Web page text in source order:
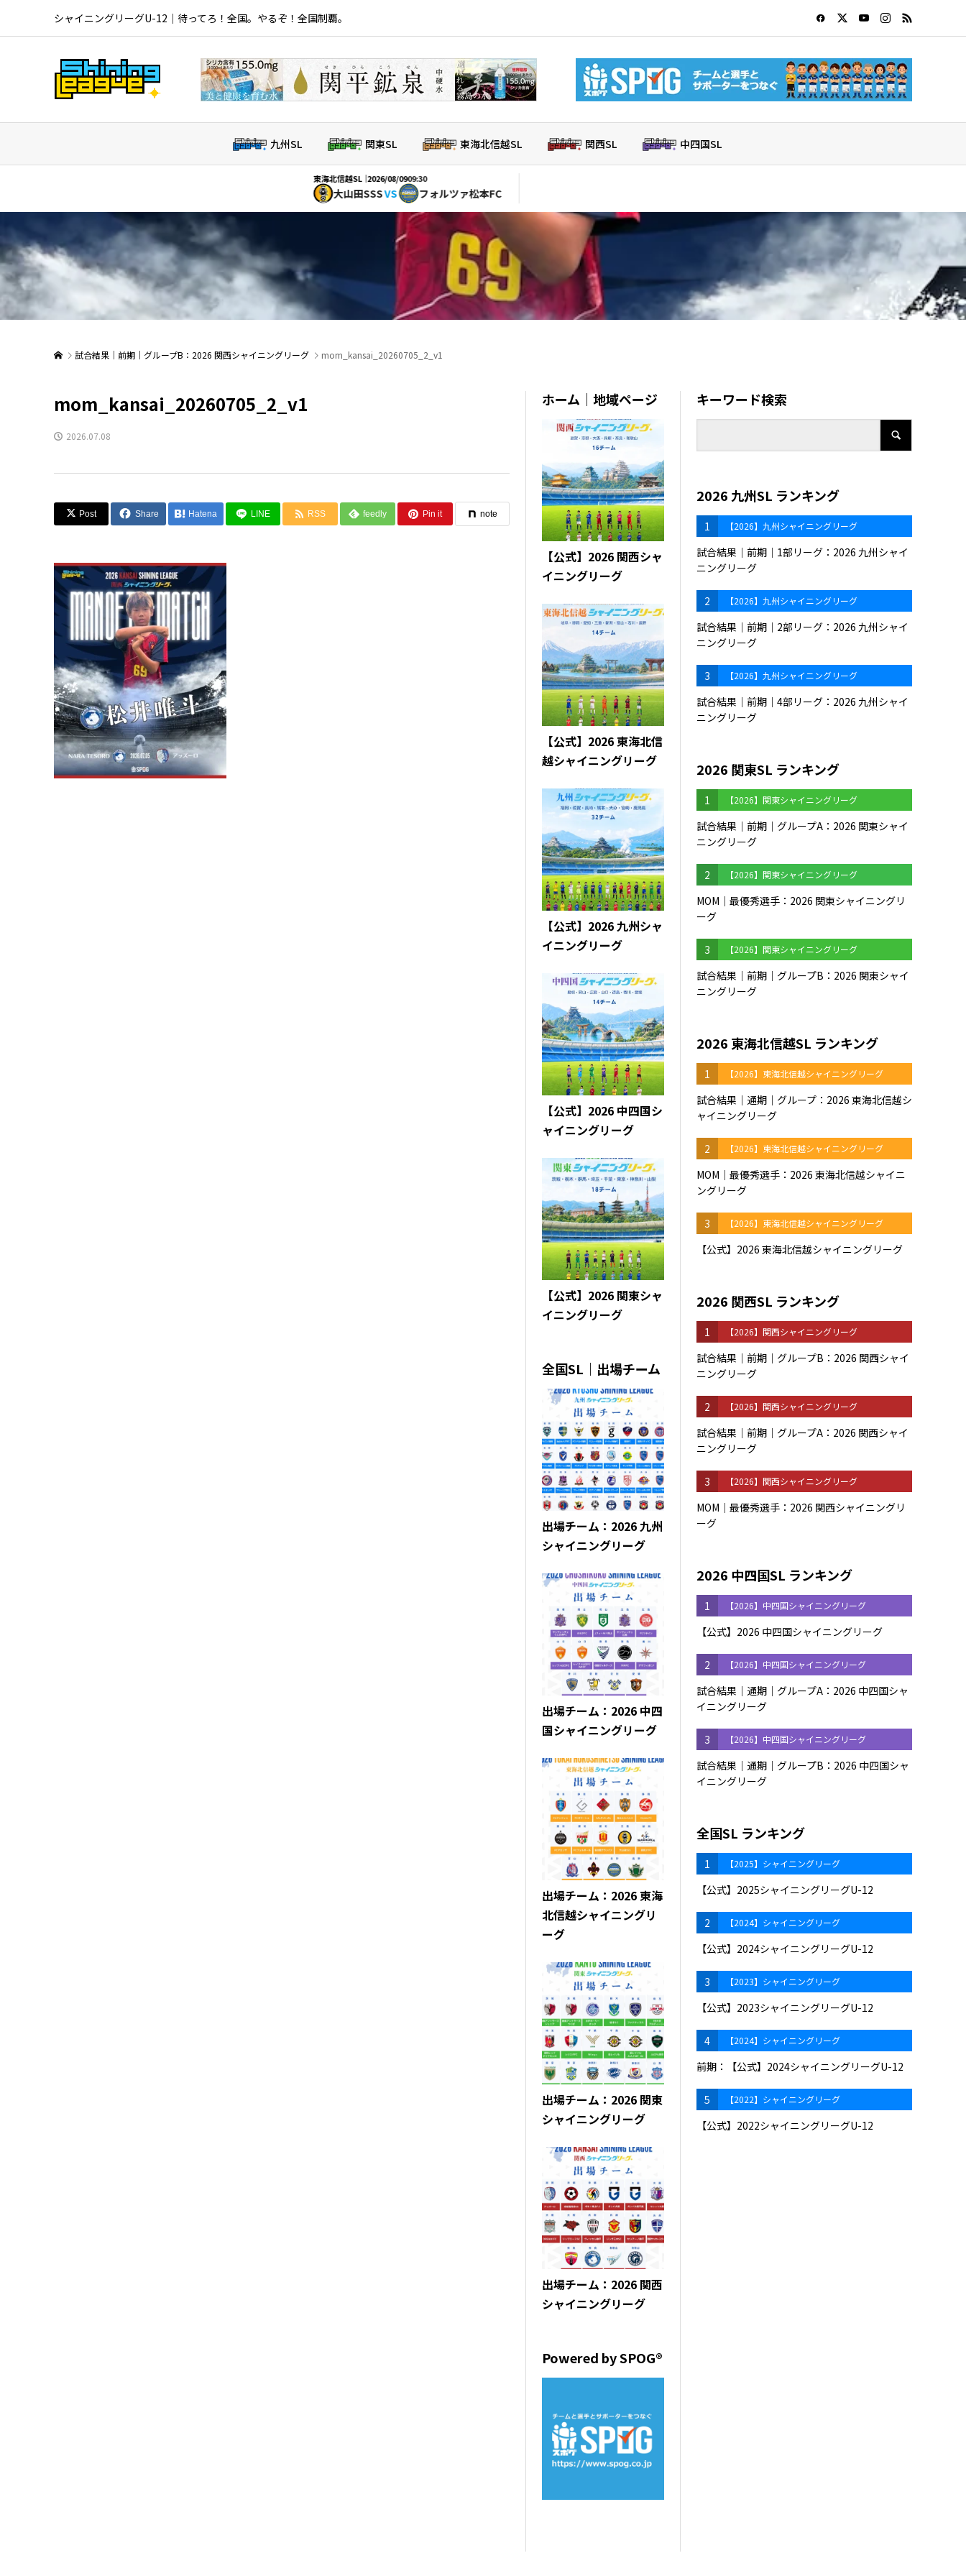
シャイニングリーグU-12｜待ってろ！全国。やるぞ！全国制覇。
九州SL 関東SL 東海北信越SL 関西SL 中四国SL
東海北信越SL｜2026/08/0909:30
大山田SSSVS フォルツァ松本FC
試合結果｜前期｜グループB：2026 関西シャイニングリーグ mom_kansai_20260705_2_v1
mom_kansai_20260705_2_v1
2026.07.08
Post Share Hatena LINE RSS feedly Pin it note
ホーム｜地域ページ
【公式】2026 関西シャ
イニングリーグ
【公式】2026 東海北信
越シャイニングリーグ
【公式】2026 九州シャ
イニングリーグ
【公式】2026 中四国シ
ャイニングリーグ
【公式】2026 関東シャ
イニングリーグ
全国SL｜出場チーム
出場チーム：2026 九州
シャイニングリーグ
出場チーム：2026 中四
国シャイニングリーグ
出場チーム：2026 東海
北信越シャイニングリ
ーグ
出場チーム：2026 関東
シャイニングリーグ
出場チーム：2026 関西
シャイニングリーグ
Powered by SPOG®
キーワード検索
2026 九州SL ランキング
1 【2026】九州シャイニングリーグ
試合結果｜前期｜1部リーグ：2026 九州シャイ
ニングリーグ
2 【2026】九州シャイニングリーグ
試合結果｜前期｜2部リーグ：2026 九州シャイ
ニングリーグ
3 【2026】九州シャイニングリーグ
試合結果｜前期｜4部リーグ：2026 九州シャイ
ニングリーグ
2026 関東SL ランキング
1 【2026】関東シャイニングリーグ
試合結果｜前期｜グループA：2026 関東シャイ
ニングリーグ
2 【2026】関東シャイニングリーグ
MOM｜最優秀選手：2026 関東シャイニングリ
ーグ
3 【2026】関東シャイニングリーグ
試合結果｜前期｜グループB：2026 関東シャイ
ニングリーグ
2026 東海北信越SL ランキング
1 【2026】東海北信越シャイニングリーグ
試合結果｜通期｜グループ：2026 東海北信越シ
ャイニングリーグ
2 【2026】東海北信越シャイニングリーグ
MOM｜最優秀選手：2026 東海北信越シャイニ
ングリーグ
3 【2026】東海北信越シャイニングリーグ
【公式】2026 東海北信越シャイニングリーグ
2026 関西SL ランキング
1 【2026】関西シャイニングリーグ
試合結果｜前期｜グループB：2026 関西シャイ
ニングリーグ
2 【2026】関西シャイニングリーグ
試合結果｜前期｜グループA：2026 関西シャイ
ニングリーグ
3 【2026】関西シャイニングリーグ
MOM｜最優秀選手：2026 関西シャイニングリ
ーグ
2026 中四国SL ランキング
1 【2026】中四国シャイニングリーグ
【公式】2026 中四国シャイニングリーグ
2 【2026】中四国シャイニングリーグ
試合結果｜通期｜グループA：2026 中四国シャ
イニングリーグ
3 【2026】中四国シャイニングリーグ
試合結果｜通期｜グループB：2026 中四国シャ
イニングリーグ
全国SL ランキング
1 【2025】シャイニングリーグ
【公式】2025シャイニングリーグU-12
2 【2024】シャイニングリーグ
【公式】2024シャイニングリーグU-12
3 【2023】シャイニングリーグ
【公式】2023シャイニングリーグU-12
4 【2024】シャイニングリーグ
前期：【公式】2024シャイニングリーグU-12
5 【2022】シャイニングリーグ
【公式】2022シャイニングリーグU-12